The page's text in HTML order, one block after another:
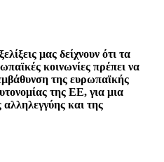
μας δείχνουν ότι τα
κοινωνίες πρέπει να
της ευρωπαϊκής
της ΕΕ, για μια
και της